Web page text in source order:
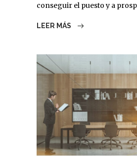
conseguir el puesto y a
LEER MÁS